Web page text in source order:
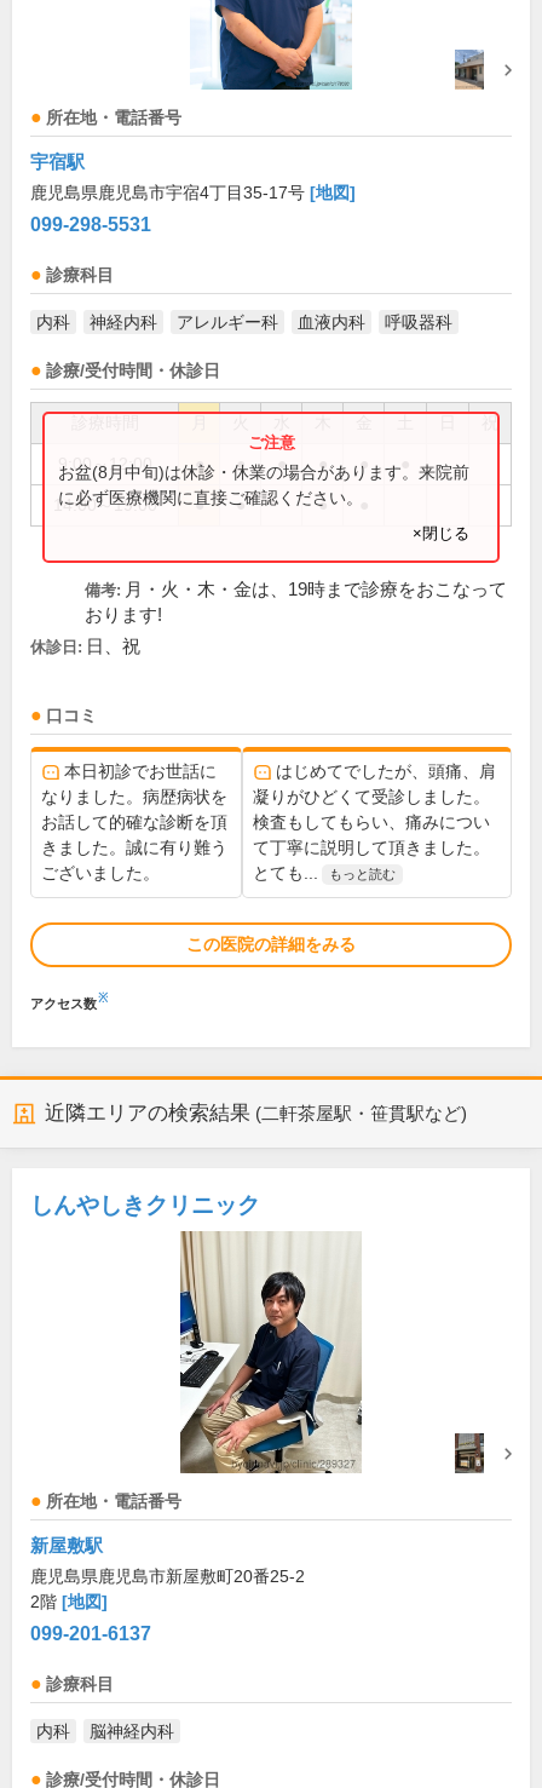
所在地・電話番号
宇宿駅
鹿児島県鹿児島市宇宿4丁目35-17号 [地図]
099-298-5531
診療科目
内科 神経内科 アレルギー科 血液内科 呼吸器科
診療/受付時間・休診日
祝
9:00～12:00 ● ● ● ● ●
14:00～19:00 ● ● ●
お盆(8月中旬)は休診・休業の場合があります。来院前
に必ず医療機関に直接ご確認ください。
×閉じる
備考: 月・火・木・金は、19時まで診療をおこなって
おります!
休診日: 日、祝
口コミ
本日初診でお世話に
なりました。病歴病状を
お話して的確な診断を頂
きました。誠に有り難う
ございました。
はじめてでしたが、頭痛、肩
凝りがひどくて受診しました。
検査もしてもらい、痛みについ
て丁寧に説明して頂きました。
とても...
もっと読む
この医院の詳細をみる
アクセス数※
近隣エリアの検索結果 (二軒茶屋駅・笹貫駅など)
しんやしきクリニック
所在地・電話番号
新屋敷駅
鹿児島県鹿児島市新屋敷町20番25-2
2階 [地図]
099-201-6137
診療科目
内科 脳神経内科
診療/受付時間・休診日